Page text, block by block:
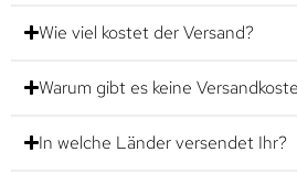
Wie viel kostet der Versand?
Warum gibt es keine
In welche Länder versendet Ihr?